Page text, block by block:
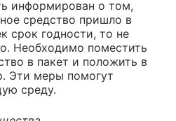
информирован о том,
средство пришло в
срок годности, то не
Необходимо поместить
в пакет и положить в
Эти меры помогут
среду.